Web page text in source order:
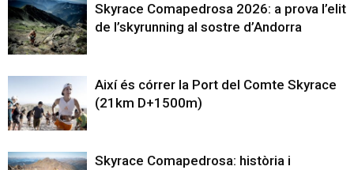
Skyrace Comapedrosa 2026: a prova l’elit
de l’skyrunning al sostre d’Andorra
Així és córrer la Port del Comte Skyrace
(21km D+1500m)
Skyrace Comapedrosa: història i